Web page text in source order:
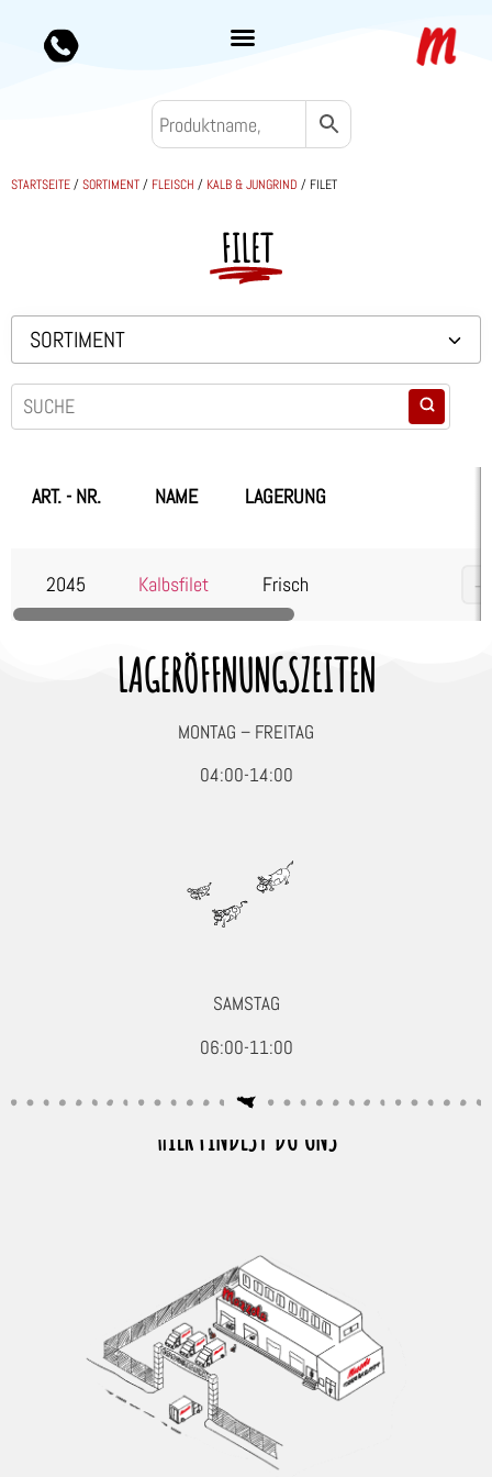
STARTSEITE/SORTIMENT/ FLEISCH / KALB & JUNGRIND / FILET
FILET
SORTIMENT
Backwaren TK
Convenience
Fleisch
Kuchen & Desserts
Obst & Gemüse
Seafood, Fisch & Meeresfrüchte
Wurst & Schinken
ART. - NR. NAME LAGERUNG
2045 Kalbsfilet Frisch
LAGERÖFFNUNGSZEITEN
MONTAG – FREITAG
04:00-14:00
SAMSTAG
06:00-11:00
HIER FINDEST DU UNS